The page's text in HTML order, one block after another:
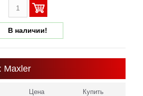
В наличии!
Maxler
Цена Купить